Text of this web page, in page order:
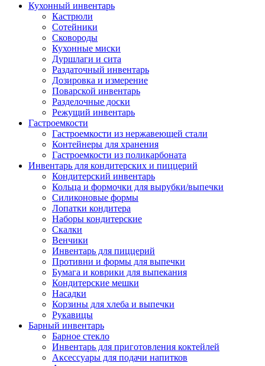
Кухонный инвентарь
Кастрюли
Сотейники
Сковороды
Кухонные миски
Дуршлаги и сита
Раздаточный инвентарь
Дозировка и измерение
Поварской инвентарь
Разделочные доски
Режущий инвентарь
Гастроемкости
Гастроемкости из нержавеющей стали
Контейнеры для хранения
Гастроемкости из поликарбоната
Инвентарь для кондитерских и пиццерий
Кондитерский инвентарь
Кольца и формочки для вырубки/выпечки
Силиконовые формы
Лопатки кондитера
Наборы кондитерские
Скалки
Венчики
Инвентарь для пиццерий
Противни и формы для выпечки
Бумага и коврики для выпекания
Кондитерские мешки
Насадки
Корзины для хлеба и выпечки
Рукавицы
Барный инвентарь
Барное стекло
Инвентарь для приготовления коктейлей
Аксессуары для подачи напитков